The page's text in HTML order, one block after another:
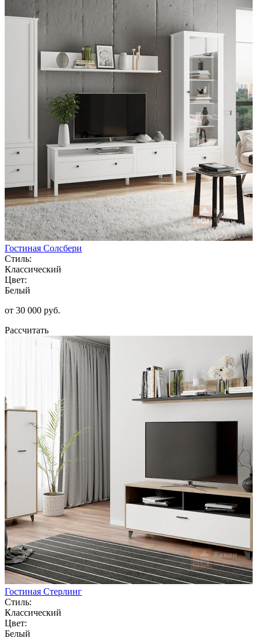
Гостиная Солсбери
Стиль:
Классический
Цвет:
Белый
от 30 000 руб.
Рассчитать
Гостиная Стерлинг
Стиль:
Классический
Цвет:
Белый